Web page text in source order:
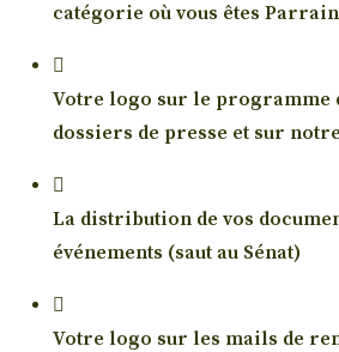
catégorie où vous êtes
Votre logo sur le programme
dossiers de presse et sur
La distribution de vos
événements (saut au Sénat)
Votre logo sur les mails de